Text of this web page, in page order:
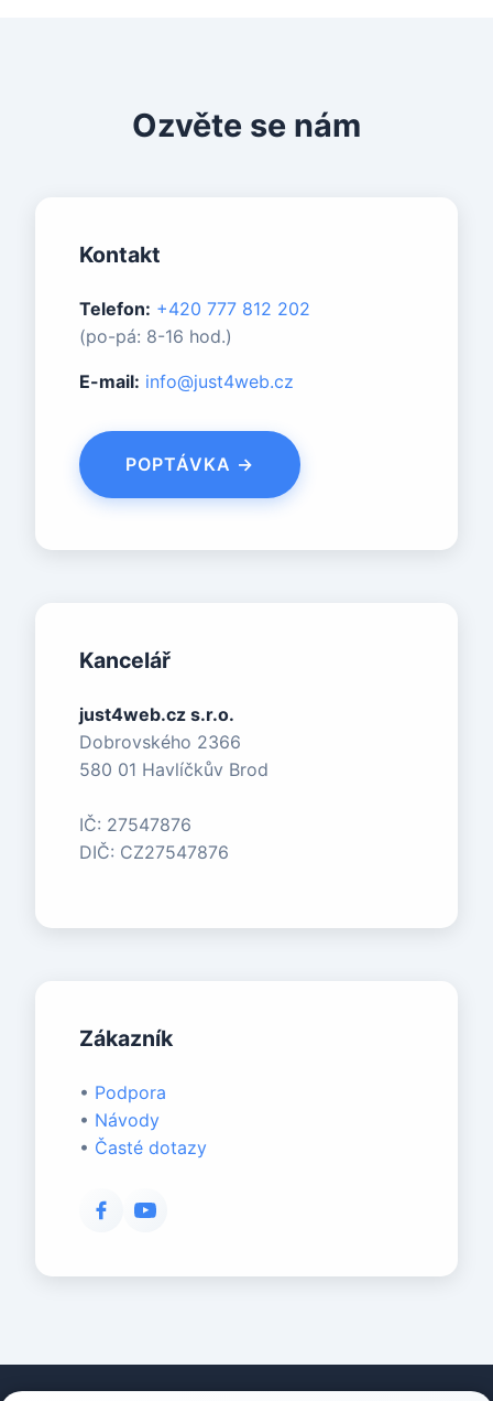
Ozvěte se nám
Kontakt
Telefon: +420 777 812 202
(po-pá: 8-16 hod.)
E-mail: info@just4web.cz
POPTÁVKA →
Kancelář
just4web.cz s.r.o.
Dobrovského 2366
580 01 Havlíčkův Brod
IČ: 27547876
DIČ: CZ27547876
Zákazník
• Podpora
• Návody
• Časté dotazy